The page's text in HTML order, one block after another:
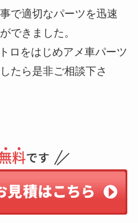
で適切なパーツを迅速
できました。
ロをはじめアメ車パーツ
たら是非ご相談下さ